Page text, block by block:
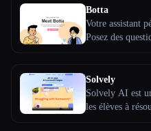
Botta
Votre assistant
Posez des
Solvely
Solvely AI est
les élèves à